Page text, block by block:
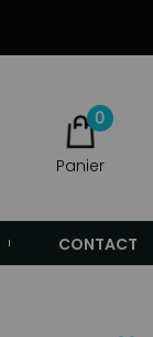
0
Panier
CONTACT